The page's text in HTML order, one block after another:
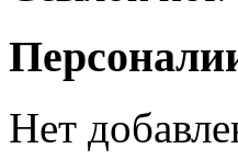
Нет